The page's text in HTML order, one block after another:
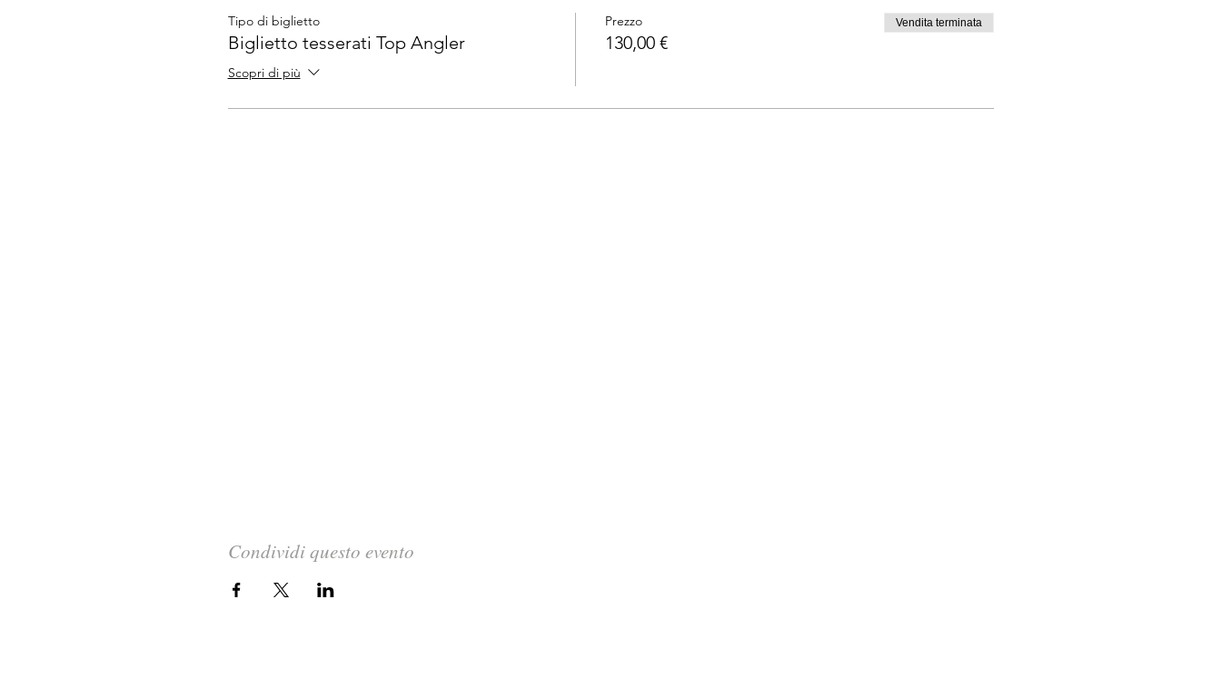
Tipo di biglietto
Biglietto tesserati Top Angler
Scopri di più
Prezzo
130,00 €
Vendita terminata
Condividi questo evento